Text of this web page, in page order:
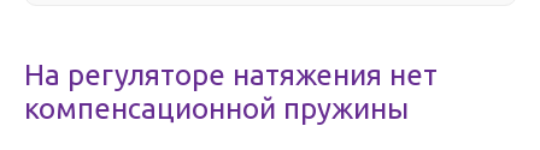
На регуляторе натяжения нет
компенсационной пружины